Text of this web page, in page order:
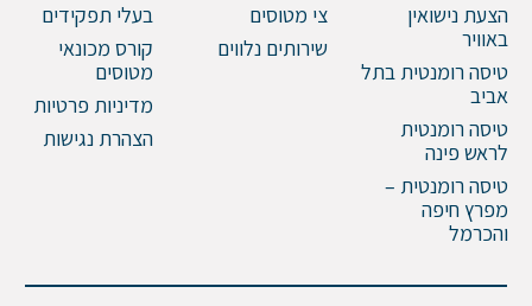
הצעת נישואין
באוויר
טיסה רומנטית בתל
אביב
טיסה רומנטית
לראש פינה
טיסה רומנטית –
מפרץ חיפה
והכרמל
צי מטוסים
שירותים נלווים
בעלי תפקידים
קורס מכונאי
מטוסים
מדיניות פרטיות
הצהרת נגישות